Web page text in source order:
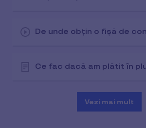
De unde obțin o fișă de
Ce fac dacă am plătit în
Vezi mai mult